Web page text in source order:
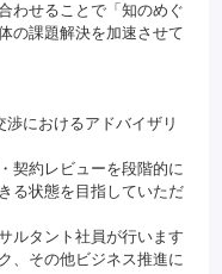
わせることで「知のめぐ
の課題解決を加速させて
渉におけるアドバイザリ
契約レビューを段階的に
る状態を目指していただ
ルタント社員が行います
、その他ビジネス推進に